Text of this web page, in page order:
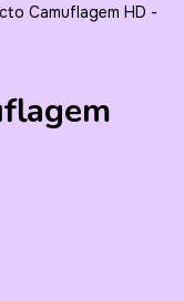
Camuflagem HD -